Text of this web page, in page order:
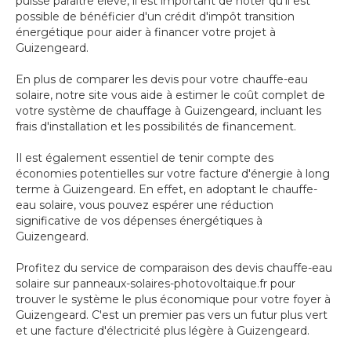
possible de bénéficier d'un crédit d'impôt transition
énergétique pour aider à financer votre projet à
Guizengeard.
En plus de comparer les devis pour votre chauffe-eau
solaire, notre site vous aide à estimer le coût complet de
votre système de chauffage à Guizengeard, incluant les
frais d'installation et les possibilités de financement.
Il est également essentiel de tenir compte des
économies potentielles sur votre facture d'énergie à long
terme à Guizengeard. En effet, en adoptant le chauffe-
eau solaire, vous pouvez espérer une réduction
significative de vos dépenses énergétiques à
Guizengeard.
Profitez du service de comparaison des devis chauffe-eau
solaire sur panneaux-solaires-photovoltaique.fr pour
trouver le système le plus économique pour votre foyer à
Guizengeard. C'est un premier pas vers un futur plus vert
et une facture d'électricité plus légère à Guizengeard.